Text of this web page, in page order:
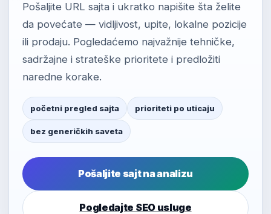
Pošaljite URL sajta i ukratko napišite šta želite
da povećate — vidljivost, upite, lokalne pozicije
ili prodaju. Pogledaćemo najvažnije tehničke,
sadržajne i strateške prioritete i predložiti
naredne korake.
početni pregled sajta prioriteti po uticaju
bez generičkih saveta
Pošaljite sajt na analizu
Pogledajte SEO usluge